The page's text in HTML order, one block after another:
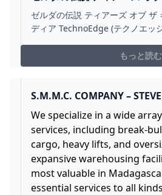
ノエッジ TECHNOEDGE
ゼルダの伝説 ティアーズ オブ ザ
ディア TechnoEdge (テクノエッ
で、最前線のニュースとレビュー
す。
もっと読む
S.M.M.C. COMPANY –
DAILY JOB
We specialize in a wide
services, including break-
cargo, heavy lifts, and
expansive warehousing
most valuable in
essential services to all